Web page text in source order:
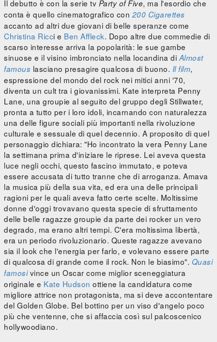
Il debutto è con la serie tv Party of Five, ma l'esordio che
conta è quello cinematografico con 200 Cigarettes
accanto ad altri due giovani di belle speranze come
Christina Ricci e Ben Affleck. Dopo altre due commedie di
scarso interesse arriva la popolarità: le sue gambe
sinuose e il visino imbronciato nella locandina di Almost
famous lasciano presagire qualcosa di buono. Il film,
espressione del mondo del rock nei mitici anni '70,
diventa un cult tra i giovanissimi. Kate interpreta Penny
Lane, una groupie al seguito del gruppo degli Stillwater,
pronta a tutto per i loro idoli, incarnando con naturalezza
una delle figure sociali più importanti nella rivoluzione
culturale e sessuale di quel decennio. A proposito di quel
personaggio dichiara: "Ho incontrato la vera Penny Lane
la settimana prima d'iniziare le riprese. Lei aveva questa
luce negli occhi, questo fascino immutato, e poteva
essere accusata di tutto tranne che di arroganza. Amava
la musica più della sua vita, ed era una delle principali
ragioni per le quali aveva fatto certe scelte. Moltissime
donne d'oggi trovavano questa specie di sfruttamento
delle belle ragazze groupie da parte dei rocker un vero
degrado, ma erano altri tempi. C'era moltissima libertà,
era un periodo rivoluzionario. Queste ragazze avevano
sia il look che l'energia per farlo, e volevano essere parte
di qualcosa di grande come il rock. Non le biasimo". Quasi
famosivince un Oscar come miglior sceneggiatura
originale e Kate Hudson ottiene la candidatura come
migliore attrice non protagonista, ma si deve accontentare
del Golden Globe. Bel bottino per un viso d'angelo poco
più che ventenne, che si affaccia così sul palcoscenico
hollywoodiano.